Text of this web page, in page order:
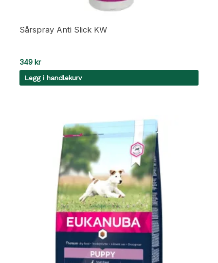
Sårspray Anti Slick KW
349 kr
Legg i handlekurv